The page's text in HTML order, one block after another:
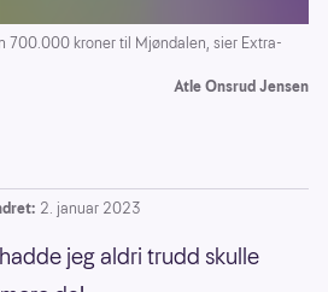
700.000 kroner til Mjøndalen, sier Extra-
Atle Onsrud Jensen
2. januar 2023
jeg aldri trudd skulle